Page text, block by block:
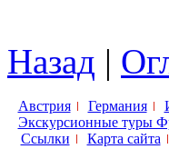
Назад |
Австрия Германия
Экскурсионные туры
Ссылки
Карта сайта